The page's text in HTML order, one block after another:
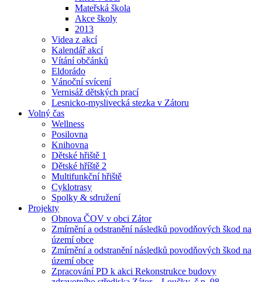
Mateřská škola
Akce školy
2013
Videa z akcí
Kalendář akcí
Vítání občánků
Eldorádo
Vánoční svícení
Vernisáž dětských prací
Lesnicko-myslivecká stezka v Zátoru
Volný čas
Wellness
Posilovna
Knihovna
Dětské hřiště 1
Dětské hříště 2
Multifunkční hřiště
Cyklotrasy
Spolky & sdružení
Projekty
Obnova ČOV v obci Zátor
Zmírnění a odstranění následků povodňových škod na
území obce
Zmírnění a odstranění následků povodňových škod na
území obce
Zpracování PD k akci Rekonstrukce budovy